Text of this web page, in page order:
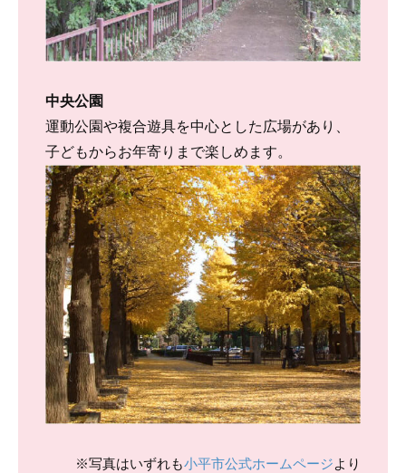
中央公園
運動公園や複合遊具を中心とした広場があり、
子どもからお年寄りまで楽しめます。
※写真はいずれも小平市公式ホームページより